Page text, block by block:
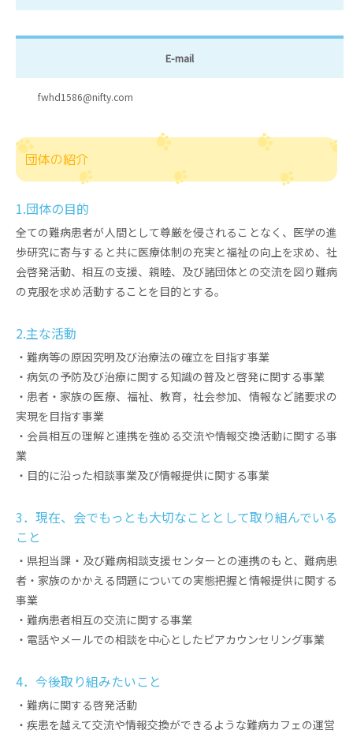
E-mail
fwhd1586@nifty.com
団体の紹介
1.団体の目的
全ての難病患者が人間として尊厳を侵されることなく、医学の進
歩研究に寄与すると共に医療体制の充実と福祉の向上を求め、社
会啓発活動、相互の支援、親睦、及び諸団体との交流を図り難病
の克服を求め活動することを目的とする。
2.主な活動
・難病等の原因究明及び治療法の確立を目指す事業
・病気の予防及び治療に関する知識の普及と啓発に関する事業
・患者・家族の医療、福祉、教育，社会参加、情報など諸要求の
実現を目指す事業
・会員相互の理解と連携を強める交流や情報交換活動に関する事
業
・目的に沿った相談事業及び情報提供に関する事業
3．現在、会でもっとも大切なこととして取り組んでいる
こと
・県担当課・及び難病相談支援センターとの連携のもと、難病患
者・家族のかかえる問題についての実態把握と情報提供に関する
事業
・難病患者相互の交流に関する事業
・電話やメールでの相談を中心としたピアカウンセリング事業
4．今後取り組みたいこと
・難病に関する啓発活動
・疾患を越えて交流や情報交換ができるような難病カフェの運営